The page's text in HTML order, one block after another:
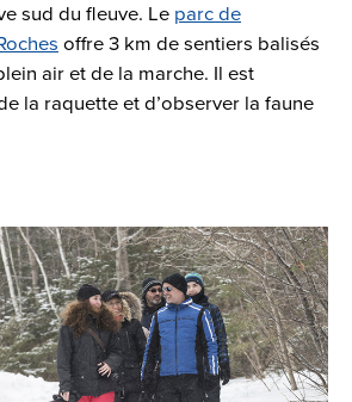
sud du fleuve. Le parc de
offre 3 km de sentiers balisés
air et de la marche. Il est
la raquette et d’observer la faune